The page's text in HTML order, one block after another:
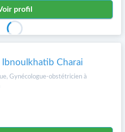
profil
Ibnoulkhatib Charai
Gynécologue-obstétricien à